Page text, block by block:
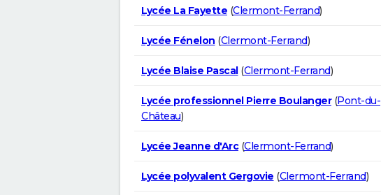
Lycée La Fayette (Clermont-Ferrand)
Lycée Fénelon (Clermont-Ferrand)
Lycée Blaise Pascal(Clermont-Ferrand)
Lycée professionnel Pierre Boulanger(Pont-du-
Château)
Lycée Jeanne d'Arc(Clermont-Ferrand)
Lycée polyvalent Gergovie (Clermont-Ferrand)